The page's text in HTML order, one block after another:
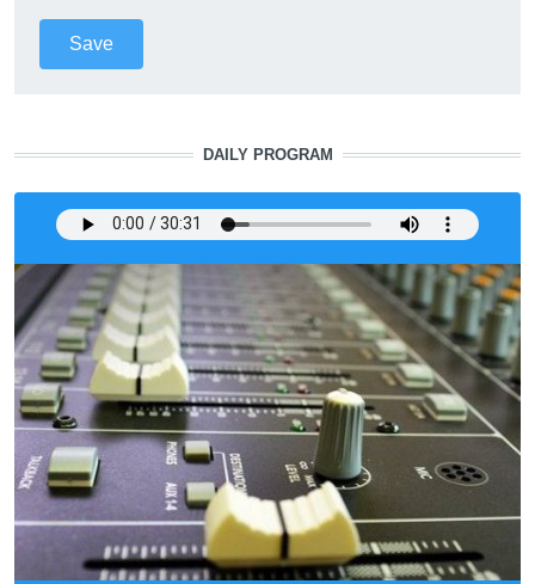
DAILY PROGRAM